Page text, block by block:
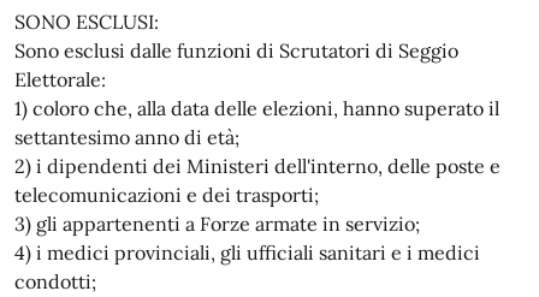
SONO ESCLUSI:
Sono esclusi dalle funzioni di Scrutatori di Seggio
Elettorale:
1) coloro che, alla data delle elezioni, hanno superato il
settantesimo anno di età;
2) i dipendenti dei Ministeri dell'interno, delle poste e
telecomunicazioni e dei trasporti;
3) gli appartenenti a Forze armate in servizio;
4) i medici provinciali, gli ufficiali sanitari e i medici
condotti;